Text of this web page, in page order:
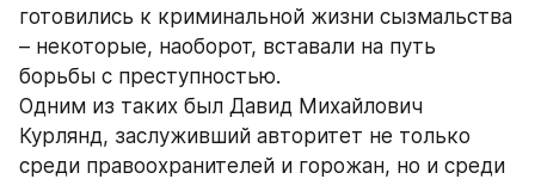
готовились к криминальной жизни сызмальства
– некоторые, наоборот, вставали на путь
борьбы с преступностью.
Одним из таких был Давид Михайлович
Курлянд, заслуживший авторитет не только
среди правоохранителей и горожан, но и среди